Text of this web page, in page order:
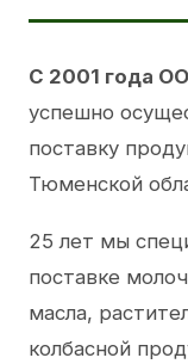
С 2001 года
успешно
поставку
Тюменской
25 лет мы
поставке
масла,
колбасной